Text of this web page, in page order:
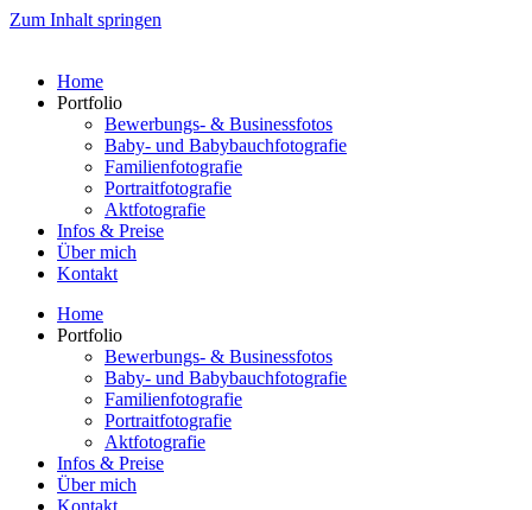
Zum Inhalt springen
Home
Portfolio
Bewerbungs- & Businessfotos
Baby- und Babybauchfotografie
Familienfotografie
Portraitfotografie
Aktfotografie
Infos & Preise
Über mich
Kontakt
Home
Portfolio
Bewerbungs- & Businessfotos
Baby- und Babybauchfotografie
Familienfotografie
Portraitfotografie
Aktfotografie
Infos & Preise
Über mich
Kontakt